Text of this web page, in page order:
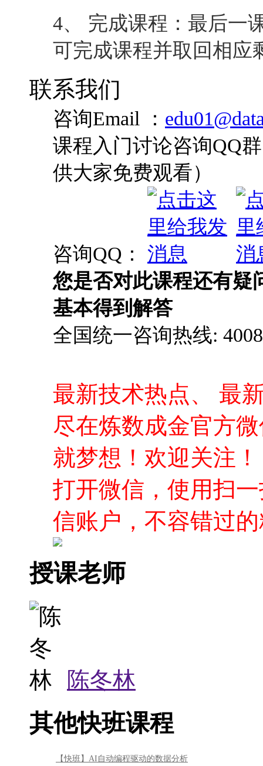
4、 完成课程：最后一
可完成课程并取回相应
联系我们
咨询Email ：
课程入门讨论咨询QQ
供大家免费观看）
咨询QQ：
您是否对此课程还有疑
基本得到解答
全国统一咨询热线:
最新技术热点、 最
尽在炼数成金官方
就梦想！欢迎关注！
打开微信，使用扫
信账户，不容错过
授课老师
陈冬林
其他快班课程
【快班】AI自动编程驱动的数据分析